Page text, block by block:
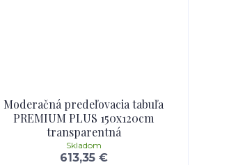
Moderačná predeľovacia tabuľa
PREMIUM PLUS 150x120cm
transparentná
613,35 €
Skladom